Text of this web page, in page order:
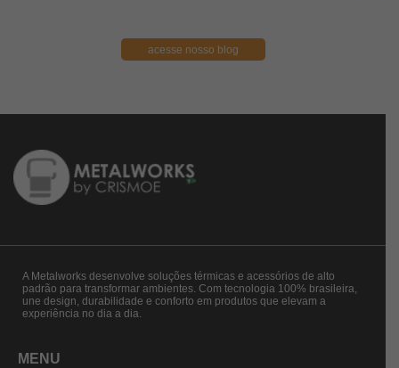
acesse nosso blog
A Metalworks desenvolve soluções térmicas e acessórios de alto
padrão para transformar ambientes. Com tecnologia 100% brasileira,
une design, durabilidade e conforto em produtos que elevam a
experiência no dia a dia.
MENU